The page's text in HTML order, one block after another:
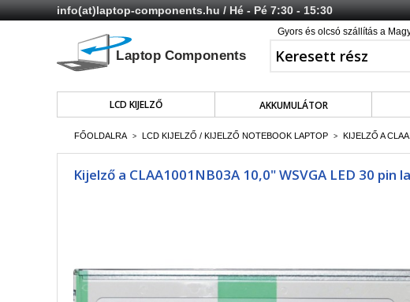
info(at)laptop-components.hu/ Hé - Pé 7:30 - 15:30
Gyors és olcsó szállítás a
LCD KIJELZŐ AKKUMULÁTOR
FŐOLDALRA > LCD KIJELZŐ / KIJELZŐ NOTEBOOK LAPTOP > KIJELZŐ A
Kijelző a CLAA1001NB03A 10,0" WSVGA LED 30 pin